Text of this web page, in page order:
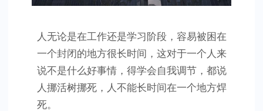
情
人无论是在工作还是学习阶段，容易被困在
一个封闭的地方很长时间，这对于一个人来
说不是什么好事情，得学会自我调节，都说
人挪活树挪死，人不能长时间在一个地方焊
死。